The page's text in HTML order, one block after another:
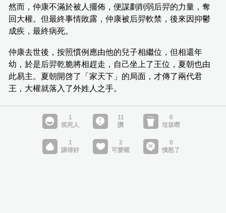
然而，仲康不滿於被人擺佈，便謀劃削弱后羿的力量，奪
回大權。但最終事情敗露，仲康被后羿軟禁，後來因抑鬱
成疾，最終病死。
仲康去世後，按照慣例應由他的兒子相繼位，但相還年
幼，於是后羿乾脆將相趕走，自己坐上了王位，夏朝也由
此易主。夏朝開啓了「家天下」的局面，才傳了兩代君
王，大權就落入了外姓人之手。